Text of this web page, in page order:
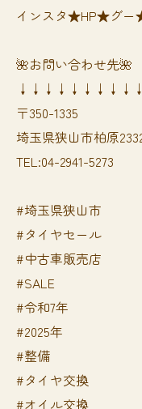
インスタ★HP★グー
🌺お問い合わせ先🌺
〒350-1335
埼玉県狭山市柏原
TEL:04-2941-5273
#埼玉県狭山市
#タイヤセール
#中古車販売店
#SALE
#令和7年
#2025年
#整備
#タイヤ交換
#オイル交換